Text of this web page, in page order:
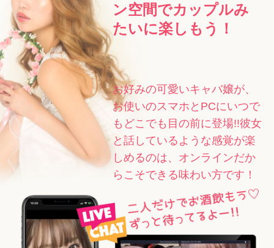
ン空間でカップルみ
たいに楽しもう！
お好みの可愛いキャバ嬢が、
お使いのスマホとPCにいつで
もどこでも目の前に登場!!彼女
と話しているような感覚が楽
しめるのは、オンラインだか
らこそできる味わい方です！